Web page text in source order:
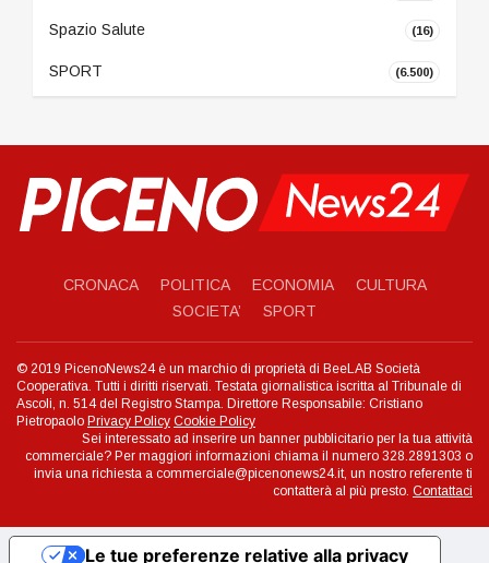
Spazio Salute (16)
SPORT (6.500)
CRONACA POLITICA ECONOMIA
CULTURA
SOCIETA’
SPORT
© 2019 PicenoNews24 è un marchio di proprietà di BeeLAB Società
Cooperativa. Tutti i diritti riservati. Testata giornalistica iscritta al Tribunale di
Ascoli, n. 514 del Registro Stampa. Direttore Responsabile: Cristiano
Pietropaolo Privacy Policy Cookie Policy
Sei interessato ad inserire un banner pubblicitario per la tua attività
commerciale? Per maggiori informazioni chiama il numero 328.2891303 o
invia una richiesta a commerciale@picenonews24.it, un nostro referente ti
contatterà al più presto. Contattaci
Le tue preferenze relative alla privacy